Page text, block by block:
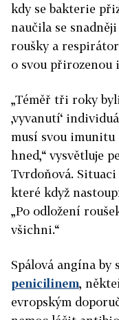
kdy se bakterie
naučila se
roušky a
o svou přirozenou
„Téměř tři roky
‚vyvanutí‘
musí svou imunitu
hned,“ vysvětluje
Tvrdoňová.
které když
„Po odložení
všichni.“
Spálová angína by
penicilinem,
evropským